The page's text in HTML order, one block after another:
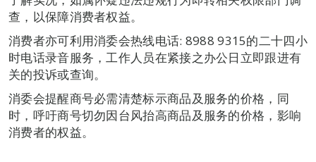
查，以保障消费者权益。
消费者亦可利用消委会热线电话: 8988 9315的二十四小
时电话录音服务，工作人员在紧接之办公日立即跟进有
关的投诉或查询。
消委会提醒商号必需清楚标示商品及服务的价格，同
时，呼吁商号切勿因台风抬高商品及服务的价格，影响
消费者的权益。